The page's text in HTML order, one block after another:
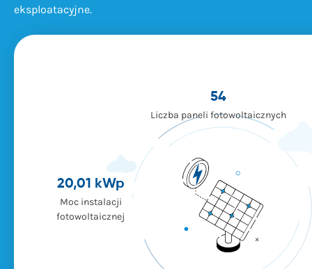
eksploatacyjne.
54
Liczba paneli fotowoltaicznych
20,01 kWp
Moc instalacji
fotowoltaicznej